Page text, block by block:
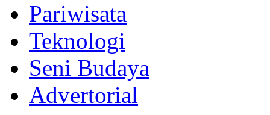
Pariwisata
Teknologi
Seni Budaya
Advertorial